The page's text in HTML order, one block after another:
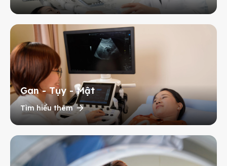
Gan - Tụy - Mật
Tìm hiểu thêm